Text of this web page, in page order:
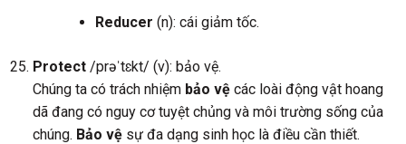
Reducer (n): cái giảm tốc.
Protect/prəˈtɛkt/ (v): bảo vệ.
Chúng ta có trách nhiệm bảo vệcác loài động vật hoang
dã đang có nguy cơ tuyệt chủng và môi trường sống của
chúng. Bảo vệsự đa dạng sinh học là điều cần thiết.